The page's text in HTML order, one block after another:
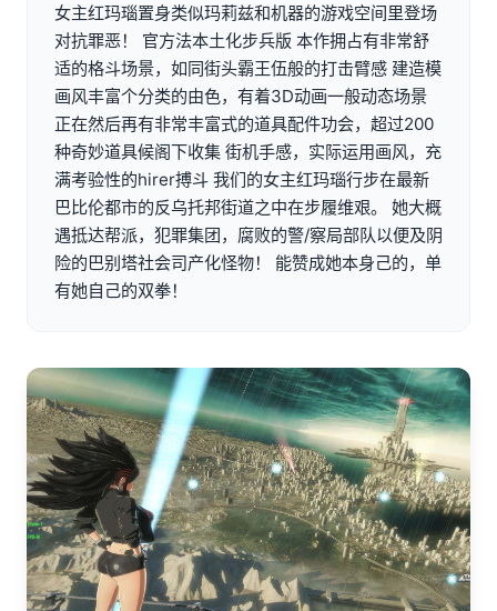
女主红玛瑙置身类似玛莉兹和机器的游戏空间里登场
对抗罪恶！ 官方法本土化步兵版 本作拥占有非常舒
适的格斗场景，如同街头霸王伍般的打击臂感 建造模
画风丰富个分类的由色，有着3D动画一般动态场景
正在然后再有非常丰富式的道具配件功会，超过200
种奇妙道具候阁下收集 街机手感，实际运用画风，充
满考验性的hirer搏斗 我们的女主红玛瑙行步在最新
巴比伦都市的反乌托邦街道之中在步履维艰。 她大概
遇抵达帮派，犯罪集团，腐败的警/察局部队以便及阴
险的巴别塔社会司产化怪物！ 能赞成她本身己的，单
有她自己的双拳！